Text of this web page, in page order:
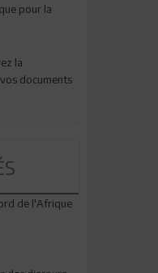
pour la
la
documents
de l'Afrique